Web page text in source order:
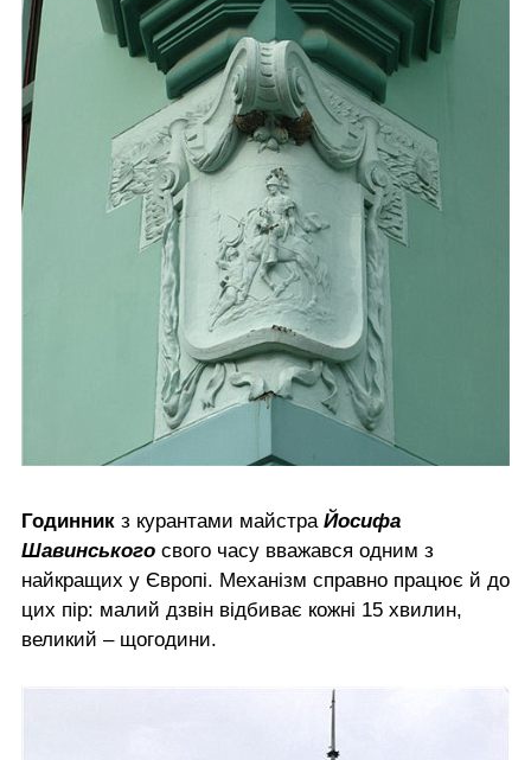
Годинник з курантами майстра Йосифа
Шавинського свого часу вважався одним з
найкращих у Європі. Механізм справно працює й до
цих пір: малий дзвін відбиває кожні 15 хвилин,
великий – щогодини.